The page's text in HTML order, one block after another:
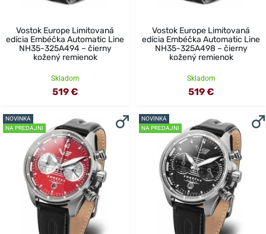
Vostok Europe Limitovaná
edícia Embéčka Automatic Line
NH35-325A494 – čierny
kožený remienok
Skladom
519 €
Vostok Europe Limitovaná
edícia Embéčka Automatic Line
NH35-325A498 – čierny
kožený remienok
Skladom
519 €
NOVINKA
NA PREDAJNI
NOVINKA
NA PREDAJNI